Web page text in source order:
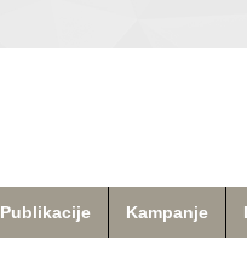
Publikacije Kampanje